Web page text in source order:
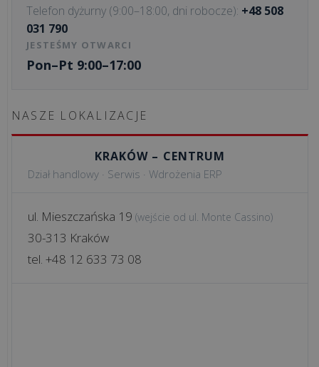
Struktura
organizacyjna
Kariera
Referencje
Polecamy
Telefon dyżurny (9:00–18:00, dni robocze): +48 508
031 790
JESTEŚMY OTWARCI
Pon–Pt 9:00–17:00
NASZE LOKALIZACJE
KRAKÓW – CENTRUM
Dział handlowy · Serwis · Wdrożenia ERP
ul. Mieszczańska 19 (wejście od ul. Monte Cassino)
30-313 Kraków
tel. +48 12 633 73 08